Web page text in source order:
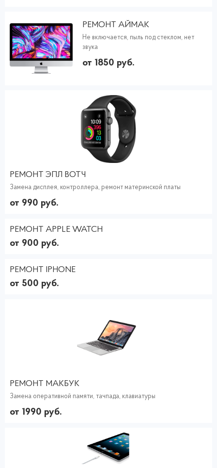
РЕМОНТ АЙМАК
Не включается, пыль под стеклом, нет
звука
от 1850 руб.
РЕМОНТ ЭПЛ ВОТЧ
Замена дисплея, контроллера, ремонт материнской платы
от 990 руб.
РЕМОНТ APPLE WATCH
от 900 руб.
РЕМОНТ IPHONE
от 500 руб.
РЕМОНТ МАКБУК
Замена оперативной памяти, тачпада, клавиатуры
от 1990 руб.